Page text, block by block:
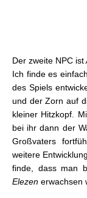
Der zweite NPC ist
Ich finde es
des Spiels
und der Zorn auf
kleiner Hitzkopf.
bei ihr dann der
Großvaters
weitere
finde, dass man
Elezen erwachsen